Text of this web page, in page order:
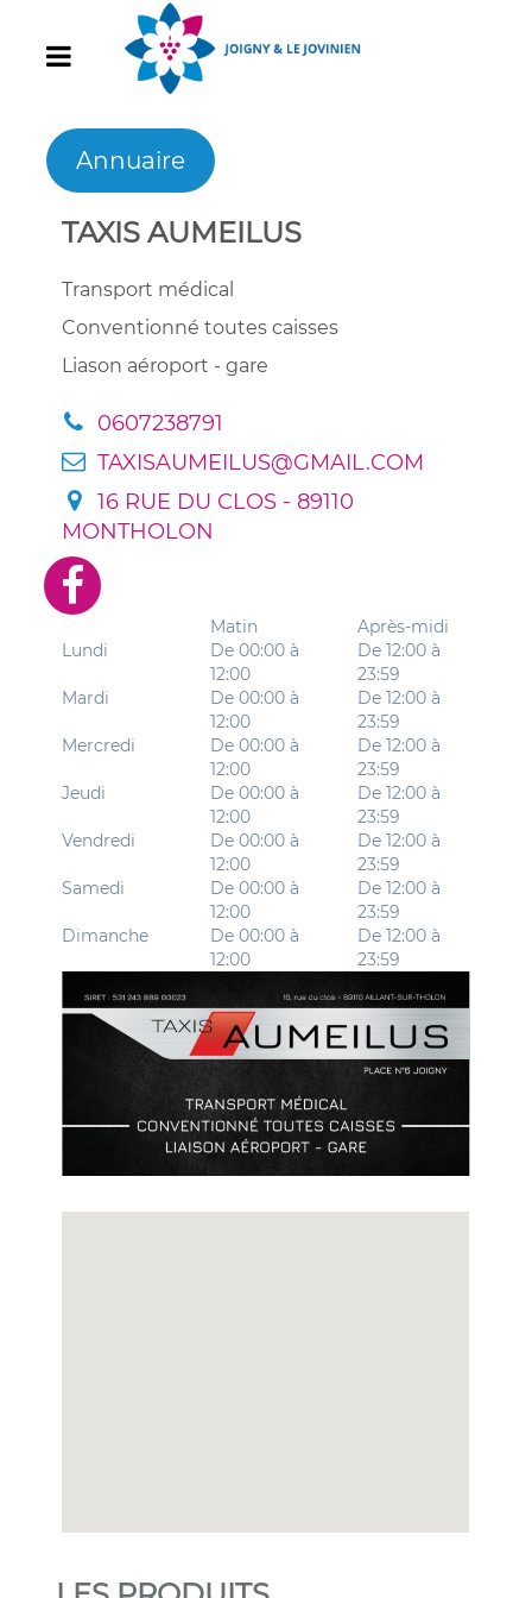
Annuaire
TAXIS AUMEILUS
Transport médical
Conventionné toutes caisses
Liason aéroport - gare
0607238791
TAXISAUMEILUS@GMAIL.COM
16 RUE DU CLOS - 89110
MONTHOLON
Matin
Après-midi
Lundi
De 00:00 à
12:00
De 12:00 à
23:59
Mardi
De 00:00 à
12:00
De 12:00 à
23:59
Mercredi
De 00:00 à
12:00
De 12:00 à
23:59
Jeudi
De 00:00 à
12:00
De 12:00 à
23:59
Vendredi
De 00:00 à
12:00
De 12:00 à
23:59
Samedi
De 00:00 à
12:00
De 12:00 à
23:59
Dimanche
De 00:00 à
12:00
De 12:00 à
23:59